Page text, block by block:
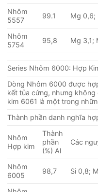
Nhôm
5557
99.1 Mg 0,6;
Nhôm
5754
95,8 Mg 3,1;
Series Nhôm 6000: Hợp
Dòng Nhôm 6000 được
kết tủa cứng, nhưng
kim 6061 là một trong
Thành phần danh nghĩa
Nhôm
Hợp kim
Thành
phần
(%) Al
Các
Nhôm
6005
98,7 Si 0,8;